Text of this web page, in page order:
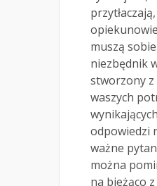
muszą
niezbędnik
stworzony z
waszych
odpowiedzi
ważne
można
na bieżąco